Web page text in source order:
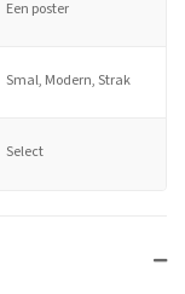
Een poster
Smal, Modern, Strak
Select